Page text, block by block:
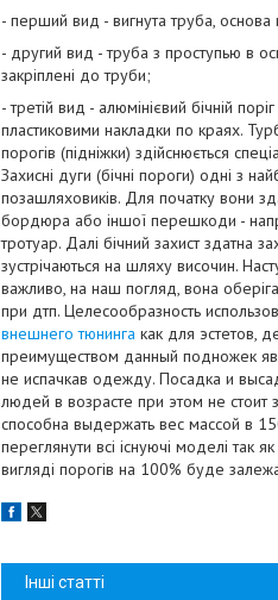
- перший вид - вигнута труба,
- другий вид - труба з проступью в
закріплені до труби;
- третій вид - алюмінієвий бічній
пластиковими накладки по краях.
порогів (підніжки) здійснюється
Захисні дуги (бічні пороги) одні з
позашляховиків. Для початку вони
бордюра або іншої перешкоди -
тротуар. Далі бічний захист здатна
зустрічаються на шляху височин.
важливо, на наш погляд, вона
при дтп. Целесообразность
внешнего тюнинга как для эстетов,
преимуществом данный подножек
не испачкав одежду. Посадка и
людей в возрасте при этом не стоит
способна выдержать вес массой в
переглянути всі існуючі моделі так
вигляді порогів на 100% буде
Інші статті